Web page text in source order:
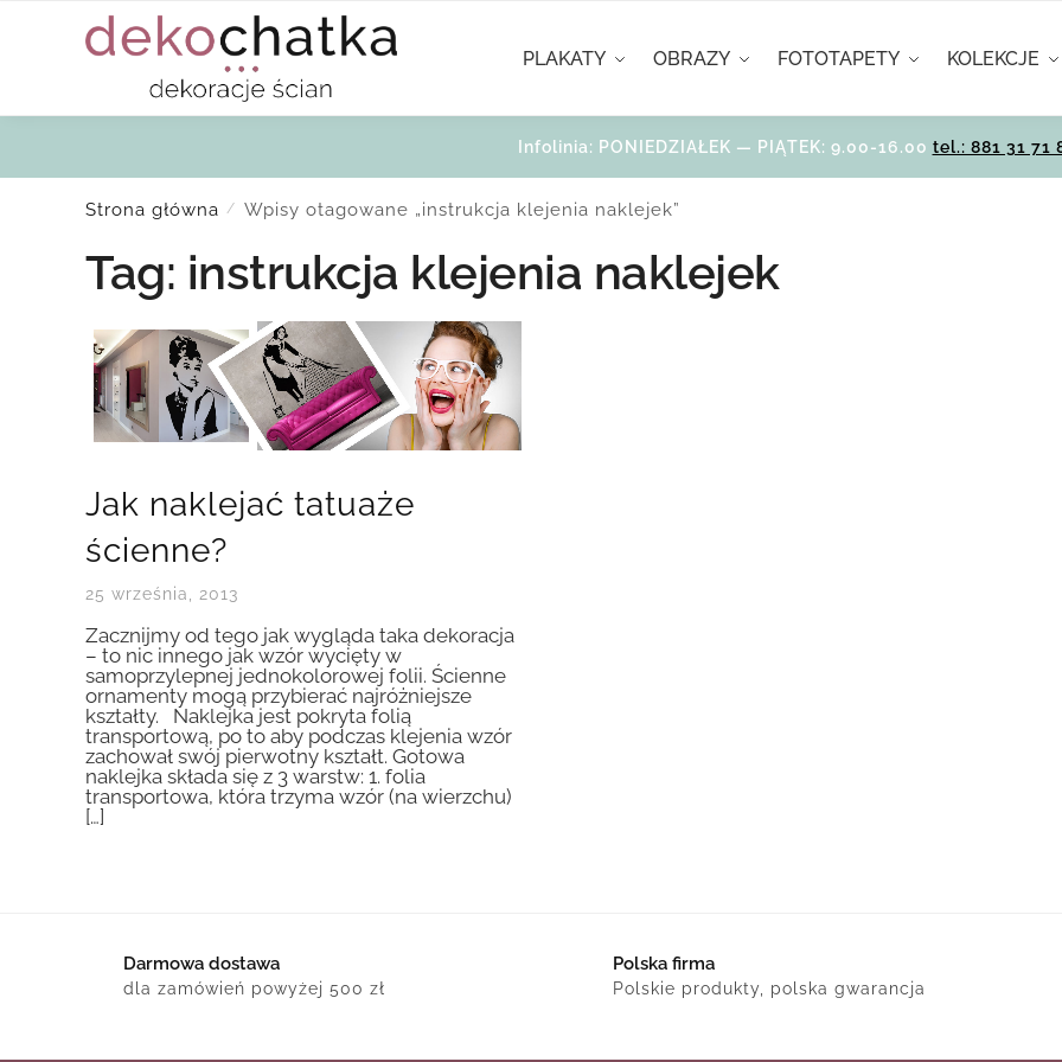
PLAKATY OBRAZY FOTOTAPETY KOLEKCJE
Infolinia: PONIEDZIAŁEK — PIĄTEK: 9.00-16.00 tel.: 881 31 71
Strona główna / Wpisy otagowane „instrukcja klejenia naklejek”
Tag: instrukcja klejenia naklejek
Jak naklejać tatuaże
ścienne?
25 września, 2013
Zacznijmy od tego jak wygląda taka dekoracja
– to nic innego jak wzór wycięty w
samoprzylepnej jednokolorowej folii. Ścienne
ornamenty mogą przybierać najróżniejsze
kształty. Naklejka jest pokryta folią
transportową, po to aby podczas klejenia wzór
zachował swój pierwotny kształt. Gotowa
naklejka składa się z 3 warstw: 1. folia
transportowa, która trzyma wzór (na wierzchu)
[…]
Darmowa dostawa
dla zamówień powyżej 500 zł
Polska firma
Polskie produkty, polska gwarancja